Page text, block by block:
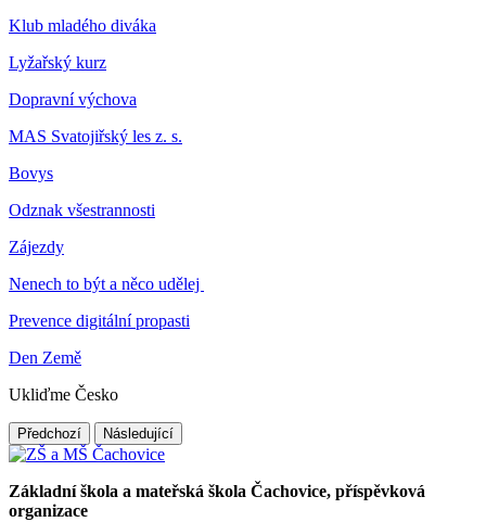
Klub mladého diváka
Lyžařský kurz
Dopravní výchova
MAS Svatojiřský les z. s.
Bovys
Odznak všestrannosti
Zájezdy
Nenech to být a něco udělej
Prevence digitální propasti
Den Země
Ukliďme Česko
Předchozí Následující
Základní škola a mateřská škola Čachovice, příspěvková
organizace